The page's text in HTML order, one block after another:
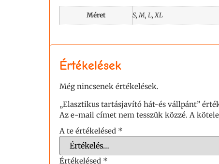
Méret S, M, L, XL
Értékelések
Még nincsenek értékelések.
„Elasztikus tartásjavító hát-és vállpánt”
Az e-mail címet nem tesszük közzé. A
A te értékelésed *
Értékelésed *